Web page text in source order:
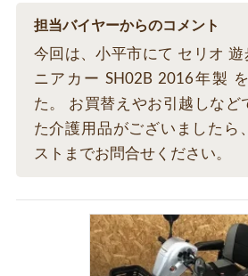
担当バイヤーからのコメント
今回は、小平市にて セリオ 遊
ニアカー SH02B 2016年製
た。 お買替えやお引越しなど
た介護用品がございましたら
ストまでお問合せください。